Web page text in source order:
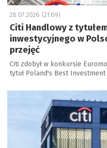
28.07.2026 (21:09)
Citi Handlowy z
inwestycyjnego w
przejęć
Citi zdobył w konkursie
tytuł Poland's Best
a